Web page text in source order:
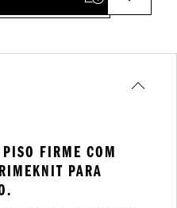
FIRME COM
PARA